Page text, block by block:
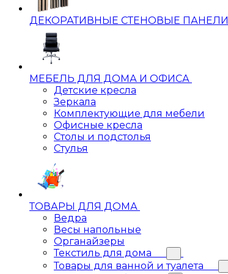
ДЕКОРАТИВНЫЕ СТЕНОВЫЕ ПАНЕЛИ
МЕБЕЛЬ ДЛЯ ДОМА И ОФИСА
Детские кресла
Зеркала
Комплектующие для мебели
Офисные кресла
Столы и подстолья
Стулья
ТОВАРЫ ДЛЯ ДОМА
Ведра
Весы напольные
Органайзеры
Текстиль для дома
Товары для ванной и туалета